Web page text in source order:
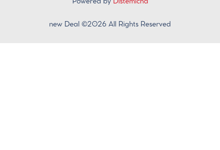
Powered by Distemicha
new Deal ©2026 All Rights Reserved